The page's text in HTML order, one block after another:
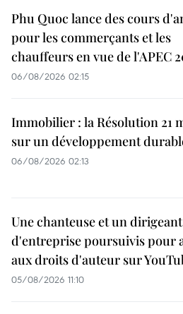
Phu Quoc lance des cours
pour les commerçants et les
chauffeurs en vue de l'APEC
06/08/2026 02:15
Immobilier : la Résolution 21
sur un développement
06/08/2026 02:13
Une chanteuse et un dirigeant
d'entreprise poursuivis pour
aux droits d'auteur sur
05/08/2026 11:10